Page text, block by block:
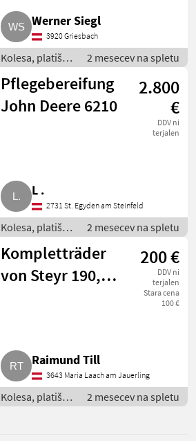
Werner Siegl
3920 Griesbach
Kolesa, platišča
in pnevmatike /
Komplet kolesa
2 mesecev na spletu
Pflegebereifung
John Deere 6210
2.800
€
DDV ni
terjalen
L .
2731 St. Egyden am Steinfeld
Kolesa, platišča
in pnevmatike /
Komplet kolesa
2 mesecev na spletu
Kompletträder
von Steyr 190,
200 €
DDV ni
terjalen
Stara cena
100 €
Raimund Till
3643 Maria Laach am Jauerling
Kolesa, platišča
in pnevmatike /
2 mesecev na spletu